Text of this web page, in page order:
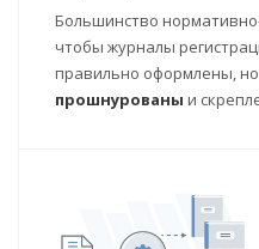
Большинство
чтобы журналы
правильно оформлены,
прошнурованы и